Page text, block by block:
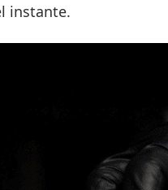
instante.